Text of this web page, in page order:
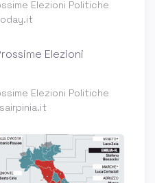
Elezioni Politiche
Elezioni Politiche